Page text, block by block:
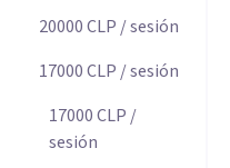
20000CLP / sesión
17000CLP / sesión
17000CLP /
sesión